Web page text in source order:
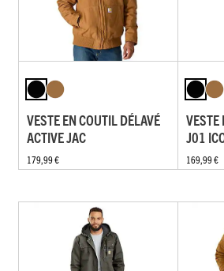
VESTE EN COUTIL DÉLAVÉ
ACTIVE JAC
179,99 €
VESTE
J01
169,99 €